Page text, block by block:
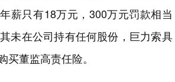
薪只有18万元，300万元罚款相当
未在公司持有任何股份，巨力索具
买董监高责任险。